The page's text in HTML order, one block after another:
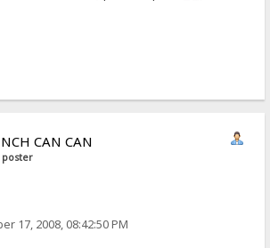
CAN CAN
poster
17, 2008, 08:42:50 PM